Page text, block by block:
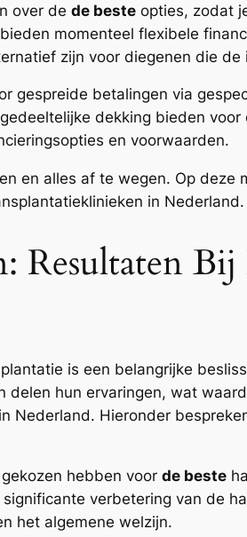
over de de beste opties, zodat
momenteel flexibele
zijn voor diegenen die
gespreide betalingen via
dekking bieden
en voorwaarden.
en alles af te wegen. Op
in Nederland.
Resultaten
is een belangrijke
delen hun ervaringen, wat
Nederland. Hieronder
hebben voor de beste
verbetering van de
het algemene welzijn.